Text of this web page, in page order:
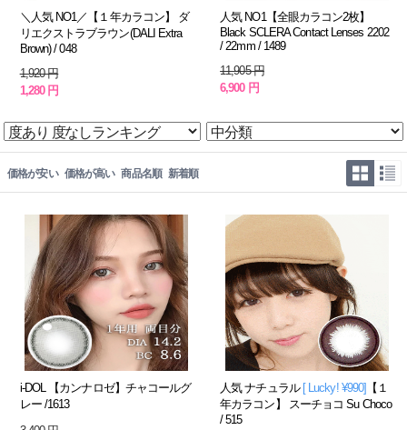
＼人気 NO1／【１年カラコン】 ダ
リエクストラブラウン(DALI Extra
Brown) / 048
1,920 円
1,280 円
人気 NO1【全眼カラコン2枚】
Black SCLERA Contact Lenses 2202
/ 22mm / 1489
11,905 円
6,900 円
価格が安い 価格が高い 商品名順 新着順
i-DOL 【カンナロゼ】チャコールグ
レー /1613
人気 ナチュラル [ Lucky! ¥990] 【１
年カラコン】 スーチョコ Su Choco
/ 515